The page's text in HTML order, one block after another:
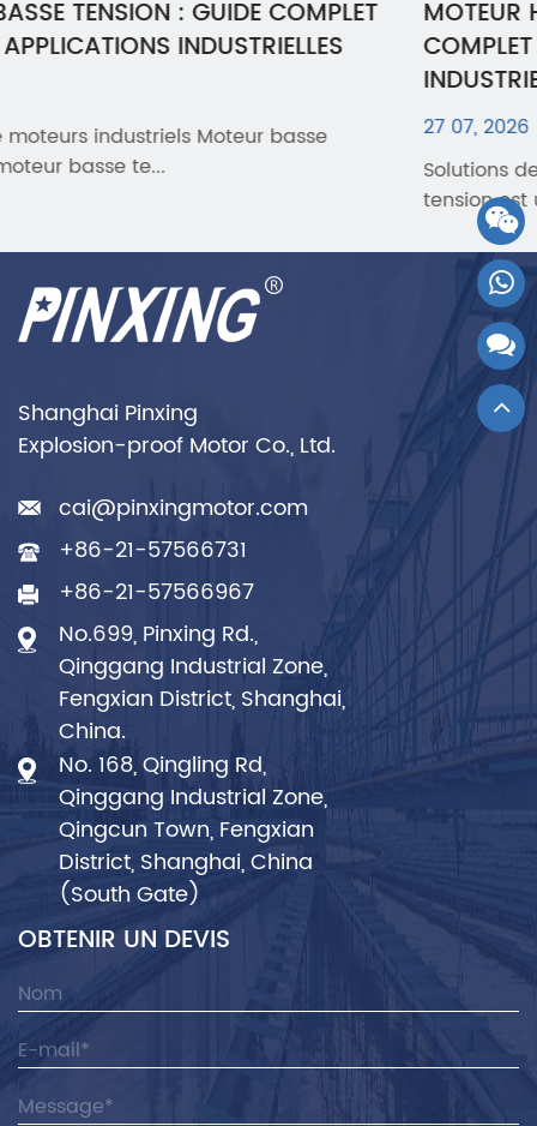
MOTEUR HAUTE TENSION : UN GUIDE
COMPLET POUR LES APPLICATIONS
27 07, 2026
Solutions de moteurs industriels Un moteur haute
Shanghai Pinxing
Explosion-proof Motor Co., Ltd.
cai@pinxingmotor.com
+86-21-57566731
+86-21-57566967
No.699, Pinxing Rd.,
Qinggang Industrial Zone,
Fengxian District, Shanghai,
China.
No. 168, Qingling Rd,
Qinggang Industrial Zone,
Qingcun Town, Fengxian
District, Shanghai, China
(South Gate)
OBTENIR UN DEVIS